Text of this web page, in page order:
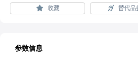
收藏 替代品
参数信息